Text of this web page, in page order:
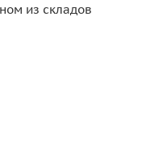
из складов